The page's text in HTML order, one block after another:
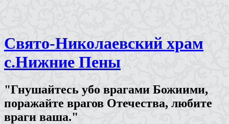
Свято-Николаевский храм
с.Нижние Пены
"Гнушайтесь убо врагами Божиими,
поражайте врагов Отечества, любите
враги ваша."